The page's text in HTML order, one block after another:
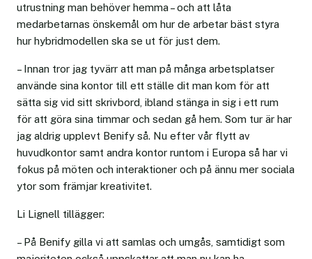
utrustning man behöver hemma – och att låta
medarbetarnas önskemål om hur de arbetar bäst styra
hur hybridmodellen ska se ut för just dem.
– Innan tror jag tyvärr att man på många arbetsplatser
använde sina kontor till ett ställe dit man kom för att
sätta sig vid sitt skrivbord, ibland stänga in sig i ett rum
för att göra sina timmar och sedan gå hem. Som tur är har
jag aldrig upplevt Benify så. Nu efter vår flytt av
huvudkontor samt andra kontor runtom i Europa så har vi
fokus på möten och interaktioner och på ännu mer sociala
ytor som främjar kreativitet.
Li Lignell tillägger:
– På Benify gilla vi att samlas och umgås, samtidigt som